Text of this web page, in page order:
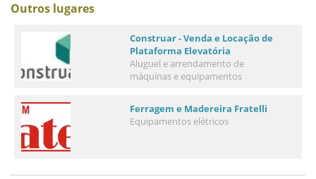
Outros lugares
Construar - Venda e Locação de
Plataforma Elevatória
Aluguel e arrendamento de
máquinas e equipamentos
Ferragem e Madereira Fratelli
Equipamentos elétricos